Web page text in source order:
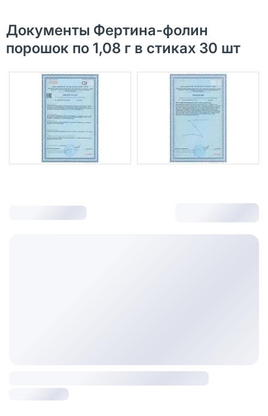
Документы Фертина-фолин
порошок по 1,08 г в стиках 30 шт